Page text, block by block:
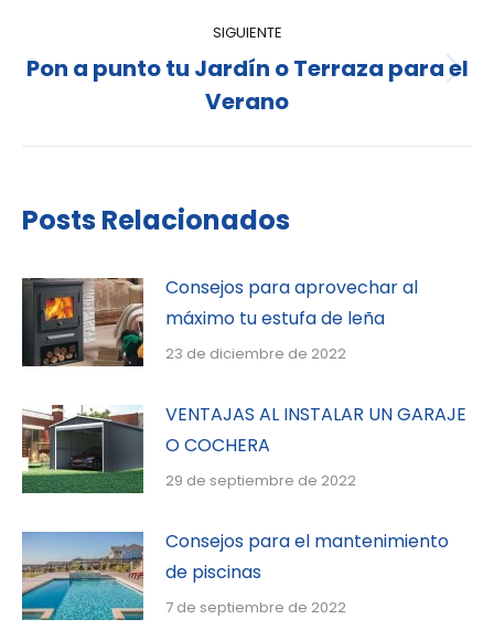
SIGUIENTE
Pon a punto tu Jardín o Terraza para el
Verano
Posts Relacionados
Consejos para aprovechar al
máximo tu estufa de leña
23 de diciembre de 2022
VENTAJAS AL INSTALAR UN GARAJE
O COCHERA
29 de septiembre de 2022
Consejos para el mantenimiento
de piscinas
7 de septiembre de 2022